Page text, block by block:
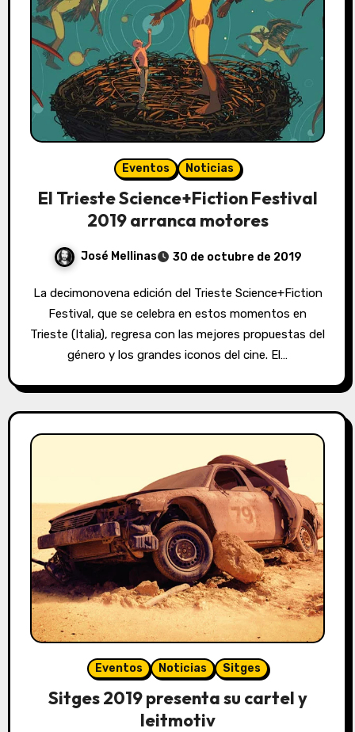
Eventos Noticias
El Trieste Science+Fiction Festival
2019 arranca motores
José Mellinas 30 de octubre de 2019
La decimonovena edición del Trieste Science+Fiction
Festival, que se celebra en estos momentos en
Trieste (Italia), regresa con las mejores propuestas del
género y los grandes iconos del cine. El…
Eventos Noticias Sitges
Sitges 2019 presenta su cartel y
leitmotiv